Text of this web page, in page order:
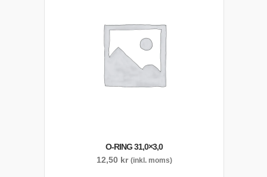
O-RING 31,0×3,0
12,50 kr (inkl. moms)